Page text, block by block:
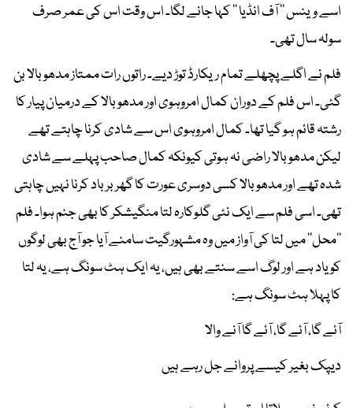
اسے وینس ’’ آف انڈیا ‘‘ کہا جانے لگا۔ اس وقت اس کی عمر صرف
سولہ سال تھی۔
فلم نے اگلے پچھلے تمام ریکارڈ توڑ دیے۔ راتوں رات ممتاز مدھوبالا بن
گئی۔ اس فلم کے دوران کمال امروہوی اور مدھو بالا کے درمیان پیار کا
رشتہ قائم ہو گیا تھا۔ کمال امروہوی اس سے شادی کرنا چاہتے تھے
لیکن مدھوبالا راضی نہ ہوتی کیونکہ کمال صاحب پہلے سے شادی
شدہ تھے اور مدھوبالا کسی دوسری عورت کا گھر برباد کرنا نہیں چاہتی
تھی۔ اسی فلم سے ایک نئی گلوکارہ لتا منگیشکر کا بھی جنم ہوا۔ فلم
’’محل‘‘ میں لتا کی آواز میں وہ مشہورگیت سامنے آیا جو آج بھی لوگوں
کو یاد ہے اور لوگ اسے سنتے بھی ہیں، یہ ایک ہٹ سونگ ہے، یہ لتا
کا پہلا ہٹ سونگ ہے:
آئے گا، آئے گا، آئے گا آنے والا
دیپک بغیر کیسے پروانے جل رہے ہیں